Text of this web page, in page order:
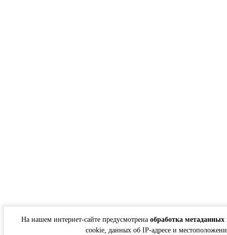
На нашем интернет-сайте предусмотрена обработка метаданных
cookie, данных об IP-адресе и